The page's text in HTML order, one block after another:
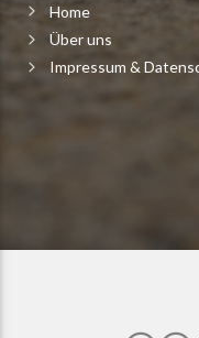
Home
Über uns
Impressum &